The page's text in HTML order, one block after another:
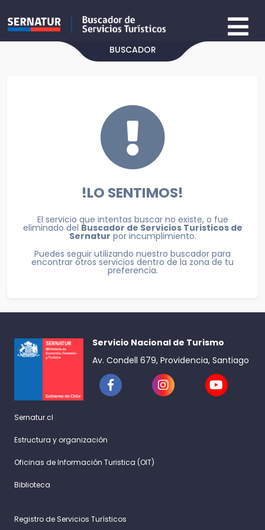
BUSCADOR
!LO SENTIMOS!
El servicio que intentas buscar no existe, o fue
eliminado del Buscador de Servicios Turisticos de
Sernatur por incumplimiento.
Puedes seguir utilizando nuestro buscador para
encontrar otros servicios dentro de la zona de tu
preferencia.
Servicio Nacional de Turismo
Av. Condell 679, Providencia, Santiago
Sernatur.cl
Estructura y organización
Oficinas de Información Turistica (OIT)
Biblioteca
Registro de Servicios Turísticos